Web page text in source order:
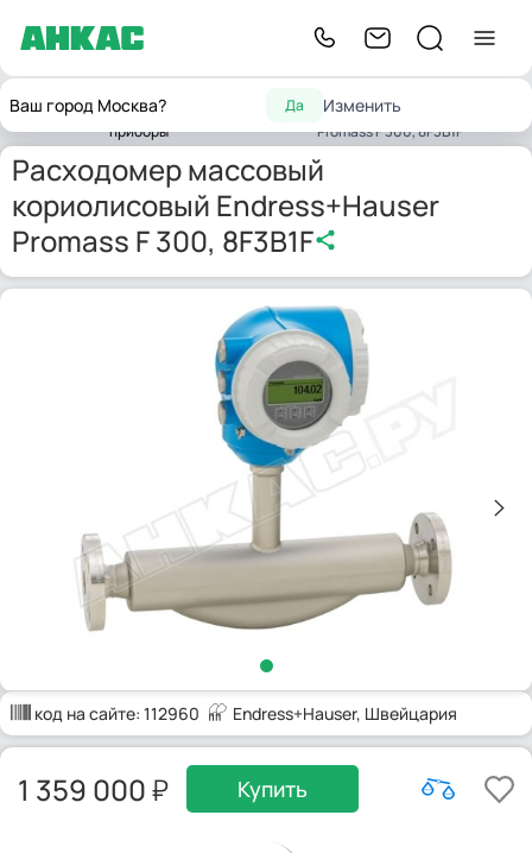
Ваш город Москва? Да Изменить
Главнаяизмерительные
приборы
Расходомеры
кориолисовый Endress+Hauser
Promass F 300, 8F3B1F
Расходомер массовый
кориолисовый Endress+Hauser
Promass F 300, 8F3B1F
код на сайте: 112960 Endress+Hauser, Швейцария
1 359 000 Купить